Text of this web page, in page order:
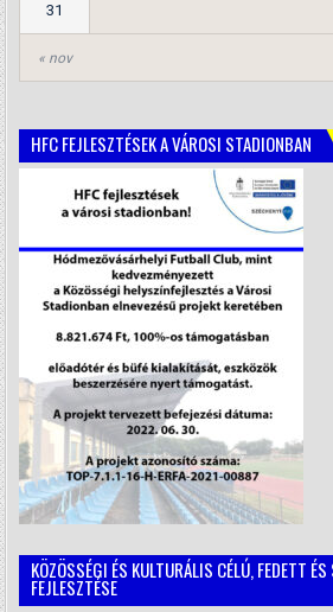
« nov
31
HFC FEJLESZTÉSEK A VÁROSI STADIONBAN
KÖZÖSSÉGI ÉS KULTURÁLIS CÉLÚ, FEDETT
FEJLESZTÉSE